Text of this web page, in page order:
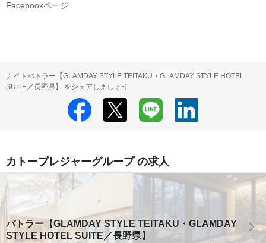
Facebookページ
ナイトバトラー【GLAMDAY STYLE TEITAKU・GLAMDAY STYLE HOTEL
SUITE／長野県】 をシェアしましょう
カトープレジャーグループ の求人
バトラー【GLAMDAY STYLE TEITAKU・GLAMDAY
STYLE HOTEL SUITE／長野県】